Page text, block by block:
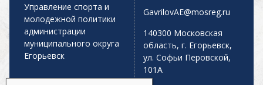
Управление спорта и
молодежной политики
администрации
муниципального округа
Егорьевск
GavrilovAE@mosreg.ru
140300 Московская
область, г. Егорьевск,
ул. Софьи Перовской,
101А